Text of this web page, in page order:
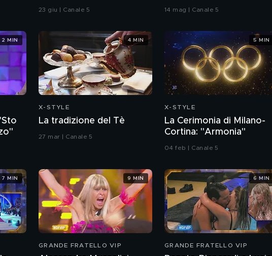
genitori
23 giu | Canale 5 14 mag | Canale 5
2 MIN
X-STYLE
La tradizione del Tè
27 mar | Canale 5
4 MIN
X-STYLE
La Cerimonia di Milano-
Cortina: "Armonia"
04 feb | Canale 5
5 MIN
7 MIN
GRANDE FRATELLO VIP
9 MIN
GRANDE FRATELLO VIP
6 MIN